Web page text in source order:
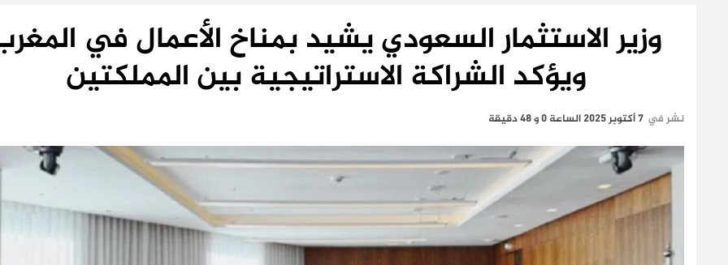
وزير الاستثمار السعودي يشيد بمناخ الأعمال في
ويؤكد الشراكة الاستراتيجية بين المملكتين
نشر في 7 أكتوبر 2025 الساعة 0 و 48 دقيقة